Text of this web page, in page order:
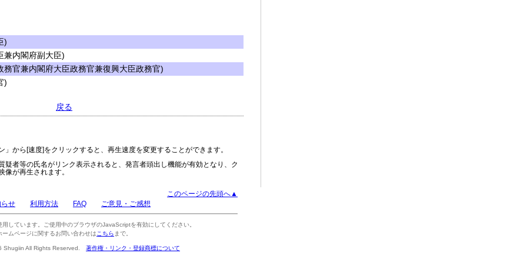
)
内閣府副大臣)
官兼内閣府大臣政務官兼復興大臣政務官)
)
戻る
」から[速度]をクリックすると、再生速度を変更することができます。
疑者等の氏名がリンク表示されると、発言者頭出し機能が有効となり、ク
像が再生されます。
このページの先頭へ▲
せ
利用方法 FAQ ご意見・ご感想
しています。ご使用中のブラウザのJavaScriptを有効にしてください。
ームページに関するお問い合わせは こちら まで。
Shugiin All Rights Reserved. 著作権・リンク・登録商標について